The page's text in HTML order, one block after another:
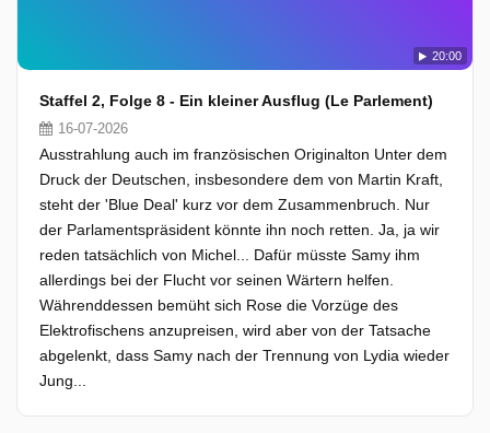
20:00
Staffel 2, Folge 8 - Ein kleiner Ausflug (Le Parlement)
16-07-2026
Ausstrahlung auch im französischen Originalton Unter dem
Druck der Deutschen, insbesondere dem von Martin Kraft,
steht der 'Blue Deal' kurz vor dem Zusammenbruch. Nur
der Parlamentspräsident könnte ihn noch retten. Ja, ja wir
reden tatsächlich von Michel... Dafür müsste Samy ihm
allerdings bei der Flucht vor seinen Wärtern helfen.
Währenddessen bemüht sich Rose die Vorzüge des
Elektrofischens anzupreisen, wird aber von der Tatsache
abgelenkt, dass Samy nach der Trennung von Lydia wieder
Jung...